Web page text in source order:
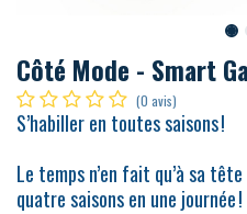
Côté Mode - Smart
(0 avis)
S’habiller en toutes saisons !
Le temps n’en fait qu’à sa
quatre saisons en une journée